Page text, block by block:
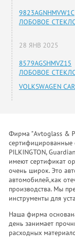
9823AGNHMVW1C
ЛОБОВОЕ
28 ЯНВ 2025
8579AGSHMVZ15
ЛОБОВОЕ
VOLKSWAGEN
Фирма "Avtoglass &
сертифицированные
PILKINGTON,
имеют сертификат
очень широк. Это
автомобилей,как
производства. Мы
инструменты для
Наша фирма
день занимает
расходных